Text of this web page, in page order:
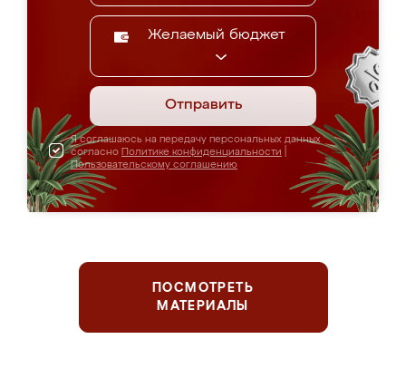
Желаемый бюджет
Отправить
Я соглашаюсь на передачу персональных данных
согласно Политике конфиденциальности
Пользовательскому соглашению
ПОСМОТРЕТЬ
МАТЕРИАЛЫ